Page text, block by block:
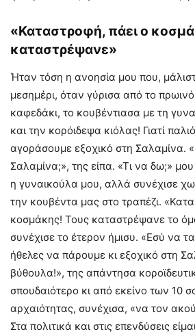
«Καταστροφή, πάει ο
καταστρέψανε»
Ήταν τόση η ανοησία μου που,
μεσημέρι, όταν γύρισα από το
καφεδάκι, το κουβέντιασα με τη
και την κορόιδεψα κιόλας! Γιατί
αγοράσουμε εξοχικό στη Σαλαμίνα.
Σαλαμίνα;», της είπα. «Τι να δω;»
η γυναικούλα μου, αλλά συνέχισε
την κουβέντα μας στο τραπέζι.
κοσμάκης! Τους καταστρέψανε το
συνέχισε το έτερον ήμισυ. «Εσύ να
ήθελες να πάρουμε κι εξοχικό στη
βύθουλα!», της απάντησα
σπουδαιότερο κι από εκείνο των 10
αρχαιότητας, συνέχισα, «να τον
Στα πολιτικά και στις επενδύσεις